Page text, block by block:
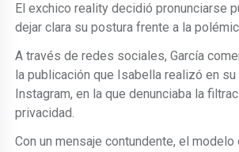
El exchico reality decidió pronunciarse
dejar clara su postura frente a la
A través de redes sociales, García
la publicación que Isabella realizó en su
Instagram, en la que denunciaba la
privacidad.
Con un mensaje contundente, el modelo